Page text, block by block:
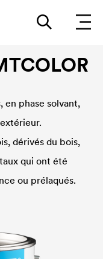
en phase solvant,
dérivés du bois,
qui ont été
ou prélaqués.